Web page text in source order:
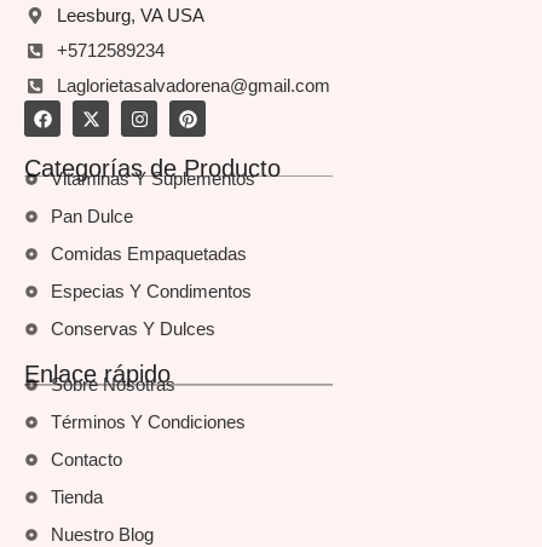
Leesburg, VA USA
+5712589234
Laglorietasalvadorena@gmail.com
Categorías de Producto
Vitaminas Y Suplementos
Pan Dulce
Comidas Empaquetadas
Especias Y Condimentos
Conservas Y Dulces
Enlace rápido
Sobre Nosotras
Términos Y Condiciones
Contacto
Tienda
Nuestro Blog